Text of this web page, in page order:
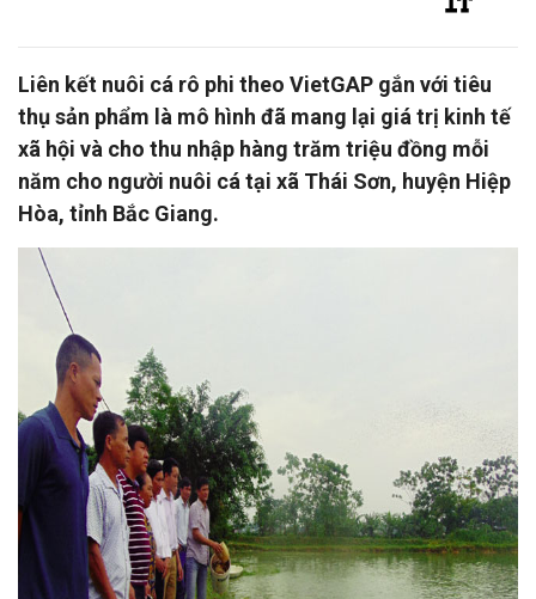
Liên kết nuôi cá rô phi theo VietGAP gắn với tiêu
thụ sản phẩm là mô hình đã mang lại giá trị kinh tế
xã hội và cho thu nhập hàng trăm triệu đồng mỗi
năm cho người nuôi cá tại xã Thái Sơn, huyện Hiệp
Hòa, tỉnh Bắc Giang.